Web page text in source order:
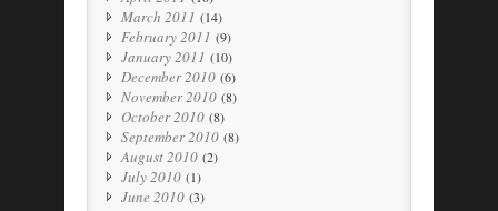
March 2011 (14)
February 2011 (9)
January 2011 (10)
December 2010 (6)
November 2010 (8)
October 2010 (8)
September 2010 (8)
August 2010 (2)
July 2010 (1)
June 2010 (3)